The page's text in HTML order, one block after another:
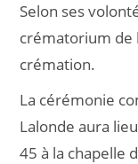
Selon ses
crématorium de
crémation.
La cérémonie
Lalonde aura
45 à la chapelle